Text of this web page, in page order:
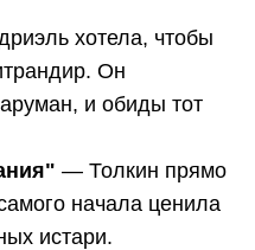
хотела, чтобы
Он
и обиды тот
— Толкин прямо
начала ценила
истари.